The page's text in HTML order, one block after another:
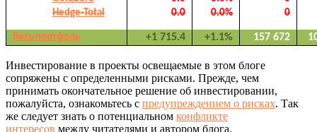
Hedge-Total
0.0 0.0% 0
Весь портфель +1 715.4 +1.1% 157 672
Инвестирование в проекты освещаемые в этом блоге
сопряжены с определенными рисками. Прежде, чем
принимать окончательное решение об инвестировании,
пожалуйста, ознакомьтесь с предупреждением о рисках. Так
же следует знать о потенциальном конфликте
интересов между читателями и автором блога.